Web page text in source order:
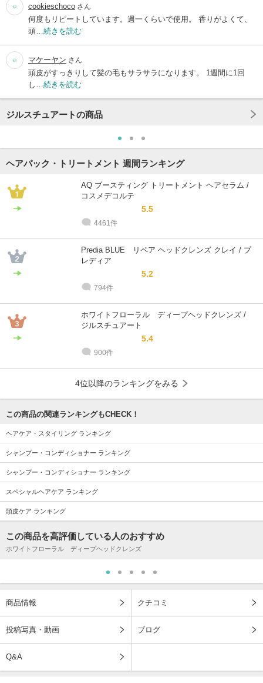
cookieschoco さん
何度もリピートしています。週一くらいで使用。 香りがよくて、
頭… 続きを読む
マケーヤン さん
頭皮がすっきりして髪の毛もサラサラになります。 1週間に1回
し… 続きを読む
ジルスチュアートの商品
ヘアパック・トリートメント 週間ランキング
AQ ブースティング トリートメント ヘアセラム /
コスメデコルテ
5.5
4461件
Predia BLUE リペア ヘッドクレンズ クレイ / プ
レディア
5.2
794件
ホワイトフローラル ディープヘッドクレンズ /
ジルスチュアート
5.4
900件
4位以降のランキングをみる
この商品の関連ランキングもCHECK！
ヘアケア・スタイリング ランキング
シャンプー・コンディショナー ランキング
シャンプー・コンディショナー ランキング
スペシャルヘアケア ランキング
頭皮ケア ランキング
この商品を高評価している人のおすすめ
ホワイトフローラル ディープヘッドクレンズ
商品情報 クチコミ
投稿写真・動画 ブログ
Q&A